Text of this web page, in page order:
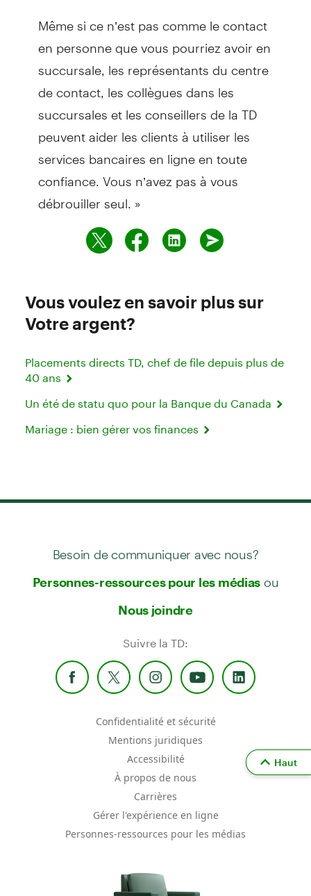
Même si ce n’est pas comme le contact
en personne que vous pourriez avoir en
succursale, les représentants du centre
de contact, les collègues dans les
succursales et les conseillers de la TD
peuvent aider les clients à utiliser les
services bancaires en ligne en toute
confiance. Vous n’avez pas à vous
débrouiller seul. »
Vous voulez en savoir plus sur
Votre argent?
Placements directs TD, chef de file depuis plus de
40 ans
Un été de statu quo pour la Banque du Canada
Mariage : bien gérer vos finances
Besoin de communiquer avec nous?
Personnes-ressources pour les médias ou
Nous joindre
Suivre la TD:
Confidentialité et sécurité
Mentions juridiques
Accessibilité
À propos de nous
Carrières
Gérer l'expérience en ligne
Personnes-ressources pour les médias
Haut